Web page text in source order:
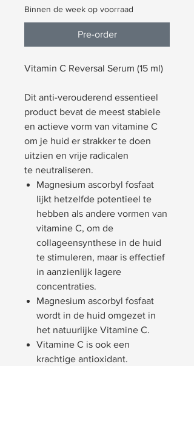
Binnen de week op voorraad
Pre-order
Vitamin C Reversal Serum (15 ml)
Dit anti-verouderend essentieel
product bevat de meest stabiele
en actieve vorm van vitamine C
om je huid er strakker te doen
uitzien en vrije radicalen
te neutraliseren.
Magnesium ascorbyl fosfaat
lijkt hetzelfde potentieel te
hebben als andere vormen van
vitamine C, om de
collageensynthese in de huid
te stimuleren, maar is effectief
in aanzienlijk lagere
concentraties.
Magnesium ascorbyl fosfaat
wordt in de huid omgezet in
het natuurlijke Vitamine C.
Vitamine C is ook een
krachtige antioxidant.